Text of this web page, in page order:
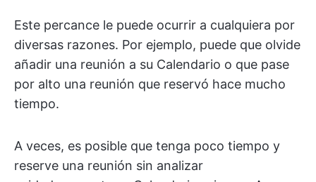
Este percance le puede ocurrir a cualquiera por
diversas razones. Por ejemplo, puede que olvide
añadir una reunión a su Calendario o que pase
por alto una reunión que reservó hace mucho
tiempo.
A veces, es posible que tenga poco tiempo y
reserve una reunión sin analizar